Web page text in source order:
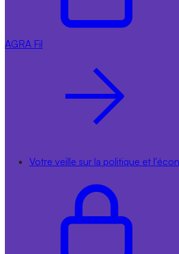
AGRA Fil
Votre veille sur la politique et